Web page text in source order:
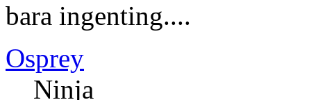
bara ingenting....
Osprey
Ninja